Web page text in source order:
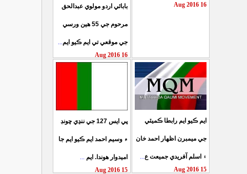
بابائي اردو مولوي عبدالحق
مرحوم جي 55 هين ورسي
جي موقعي تي ايم ڪيو ايم
16 Aug 2016
16 Aug 2016
پي ايس 127 جي ننڍي چونڊ
۾ وسيم احمد ايم ڪيو ايم جا
اميدوار هوندا. ايم
15 Aug 2016
ايم ڪيو ايم رابطا ڪميٽي
جي ميمبرن اظهار احمد خان
۽ اسلم آفريدي جميعت ع...
15 Aug 2016